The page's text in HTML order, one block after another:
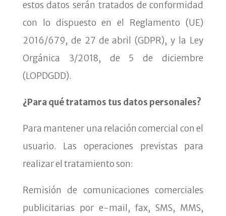
estos datos serán tratados de conformidad
con lo dispuesto en el Reglamento (UE)
2016/679, de 27 de abril (GDPR), y la Ley
Orgánica 3/2018, de 5 de diciembre
(LOPDGDD).
¿Para qué tratamos tus datos personales?
Para mantener una relación comercial con el
usuario. Las operaciones previstas para
realizar el tratamiento son:
Remisión de comunicaciones comerciales
publicitarias por e-mail, fax, SMS, MMS,